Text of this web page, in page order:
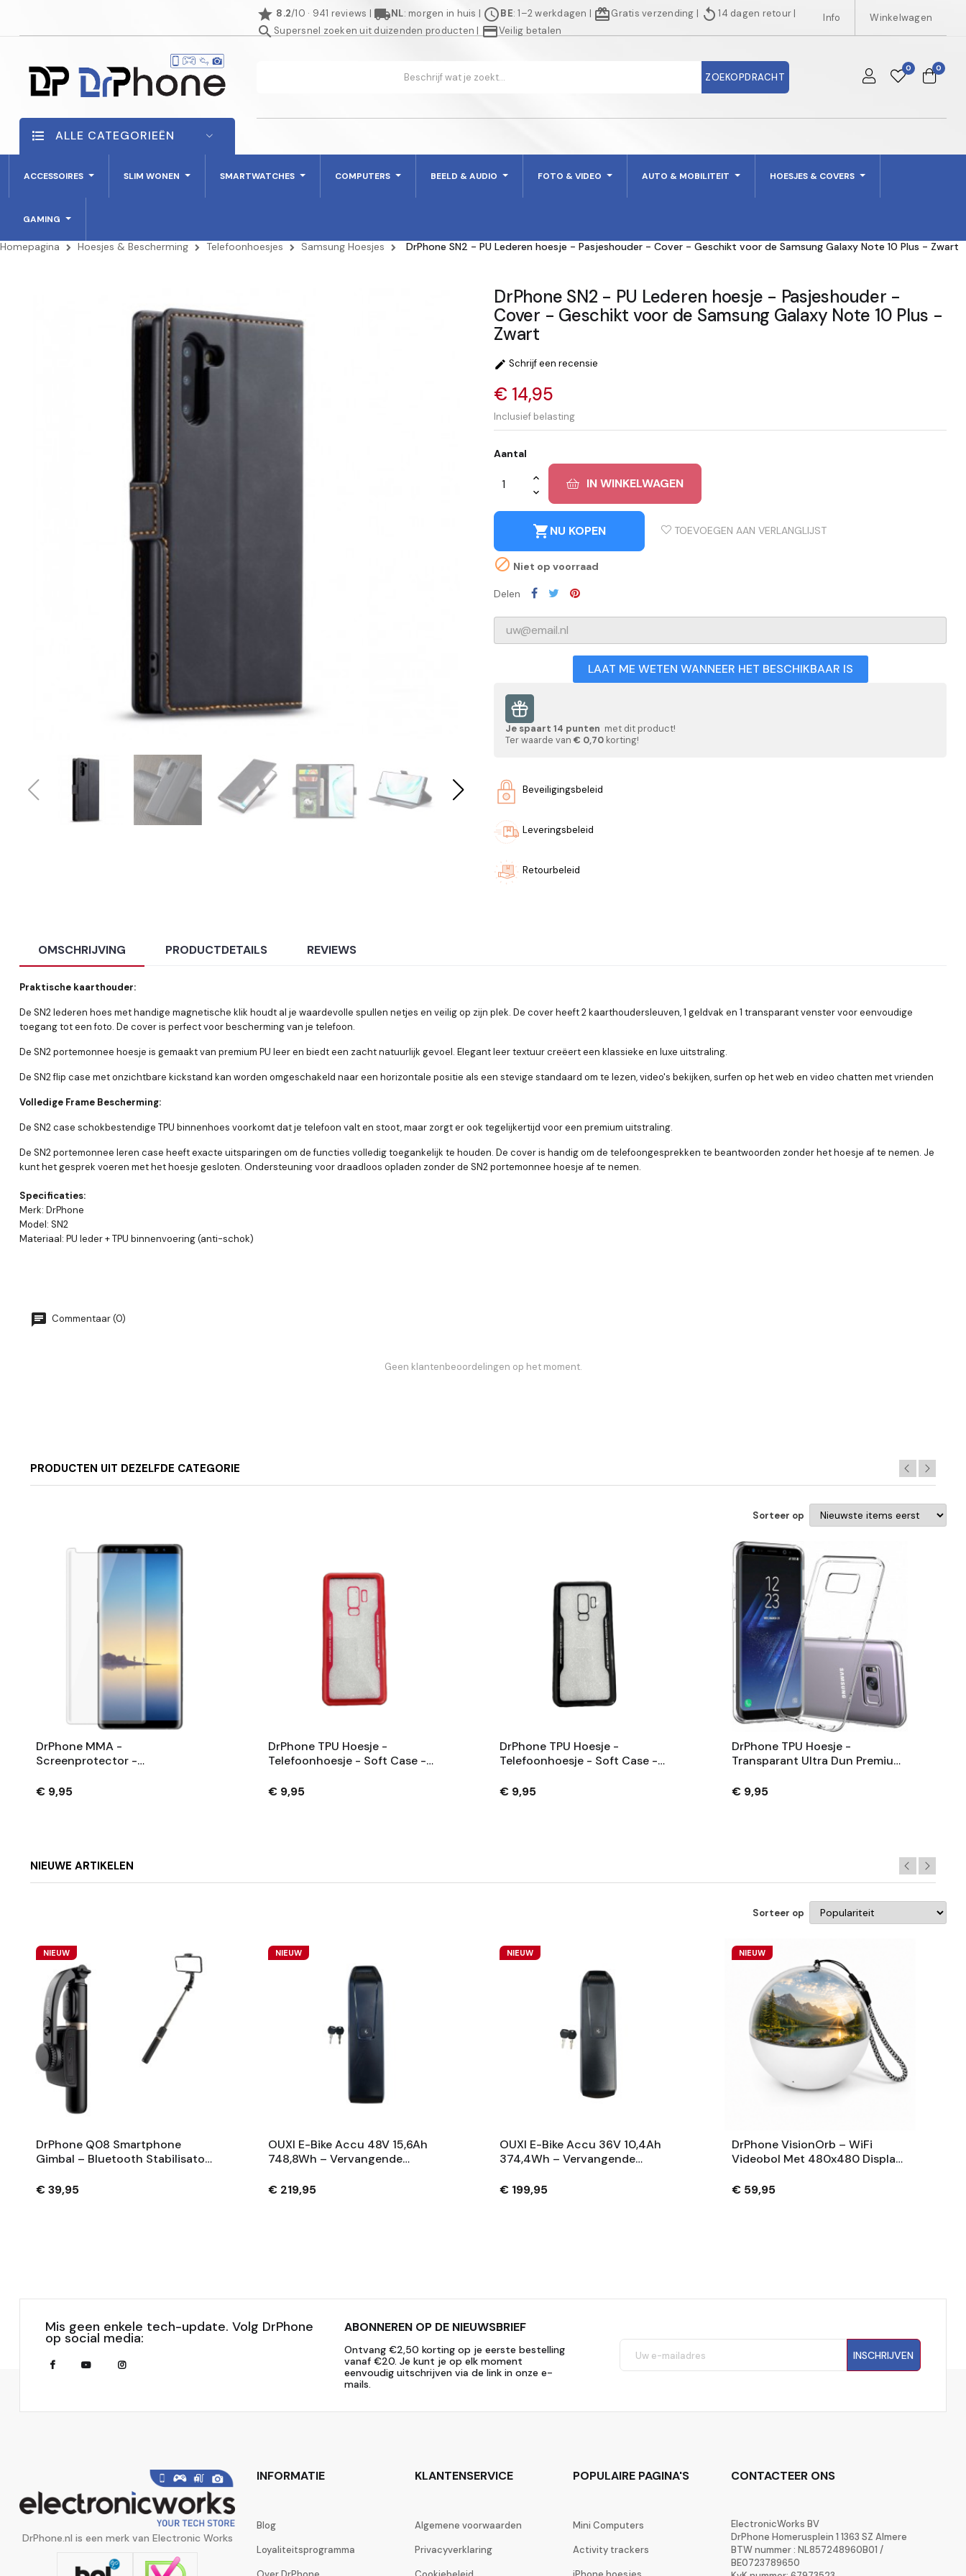
star 8.2/10 · 941 reviews | local_shippingNL: morgen in huis | scheduleBE: 1–2 werkdagen | redeemGratis verzending | replay14 dagen retour |
searchSupersnel zoeken uit duizenden producten | credit_cardVeilig betalen
Info Winkelwagen
ZOEKOPDRACHT
0 0
ALLE CATEGORIEËN
ACCESSOIRES SLIM WONEN SMARTWATCHES COMPUTERS BEELD & AUDIO FOTO & VIDEO AUTO & MOBILITEIT HOESJES & COVERS
GAMING
Homepagina Hoesjes & Bescherming Telefoonhoesjes Samsung Hoesjes DrPhone SN2 - PU Lederen hoesje - Pasjeshouder - Cover - Geschikt voor de Samsung Galaxy Note 10 Plus - Zwart
DrPhone SN2 - PU Lederen hoesje - Pasjeshouder -
Cover - Geschikt voor de Samsung Galaxy Note 10 Plus -
Zwart
 Schrijf een recensie
€ 14,95
Inclusief belasting
Aantal
IN WINKELWAGEN
shopping_cartNU KOPEN TOEVOEGEN AAN VERLANGLIJST
 Niet op voorraad
Delen
LAAT ME WETEN WANNEER HET BESCHIKBAAR IS
Je spaart 14 punten met dit product!
Ter waarde van € 0,70 korting!
Beveiligingsbeleid
Leveringsbeleid
Retourbeleid
OMSCHRIJVING PRODUCTDETAILS REVIEWS
Praktische kaarthouder:
De SN2 lederen hoes met handige magnetische klik houdt al je waardevolle spullen netjes en veilig op zijn plek. De cover heeft 2 kaarthoudersleuven, 1 geldvak en 1 transparant venster voor eenvoudige
toegang tot een foto. De cover is perfect voor bescherming van je telefoon.
De SN2 portemonnee hoesje is gemaakt van premium PU leer en biedt een zacht natuurlijk gevoel. Elegant leer textuur creëert een klassieke en luxe uitstraling.
De SN2 flip case met onzichtbare kickstand kan worden omgeschakeld naar een horizontale positie als een stevige standaard om te lezen, video's bekijken, surfen op het web en video chatten met vrienden
Volledige Frame Bescherming:
De SN2 case schokbestendige TPU binnenhoes voorkomt dat je telefoon valt en stoot, maar zorgt er ook tegelijkertijd voor een premium uitstraling.
De SN2 portemonnee leren case heeft exacte uitsparingen om de functies volledig toegankelijk te houden. De cover is handig om de telefoongesprekken te beantwoorden zonder het hoesje af te nemen. Je
kunt het gesprek voeren met het hoesje gesloten. Ondersteuning voor draadloos opladen zonder de SN2 portemonnee hoesje af te nemen.
Specificaties:
Merk: DrPhone
Model: SN2
Materiaal: PU leder + TPU binnenvoering (anti-schok)
Commentaar (0)
Geen klantenbeoordelingen op het moment.
PRODUCTEN UIT DEZELFDE CATEGORIE
Sorteer op
DrPhone MMA -
Screenprotector -
Bescherming - Gehard Glas -
€ 9,95
DrPhone TPU Hoesje -
Telefoonhoesje - Soft Case -
Samsung 9 Plus - Beschermend
€ 9,95
DrPhone TPU Hoesje -
Telefoonhoesje - Soft Case -
Voor Samsung 9 Plus -
€ 9,95
DrPhone TPU Hoesje -
Transparant Ultra Dun Premium
Samsung S8 Plus
€ 9,95
NIEUWE ARTIKELEN
Sorteer op
NIEUW
DrPhone Q08 Smartphone
Gimbal – Bluetooth Stabilisator
Zwart
€ 39,95
NIEUW
OUXI E-Bike Accu 48V 15,6Ah
748,8Wh – Vervangende
Sleutels – Zwart
€ 219,95
NIEUW
OUXI E-Bike Accu 36V 10,4Ah
374,4Wh – Vervangende
Sleutels – Zwart
€ 199,95
NIEUW
DrPhone VisionOrb – WiFi
Videobol Met 480x480 Display
– USB-C – Wit
€ 59,95
Mis geen enkele tech-update. Volg DrPhone
op social media:
ABONNEREN OP DE NIEUWSBRIEF
Ontvang €2,50 korting op je eerste bestelling
vanaf €20. Je kunt je op elk moment
eenvoudig uitschrijven via de link in onze e-
mails.
INSCHRIJVEN
DrPhone.nl is een merk van Electronic Works
INFORMATIE
Blog
Loyaliteitsprogramma
KLANTENSERVICE
Algemene voorwaarden
Privacyverklaring
POPULAIRE PAGINA'S
Mini Computers
Activity trackers
CONTACTEER ONS
ElectronicWorks BV
DrPhone Homerusplein 1 1363 SZ Almere
BTW nummer : NL857248960B01 /
BE0723789650